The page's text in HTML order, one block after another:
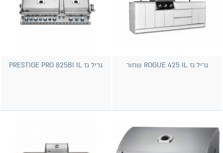
גריל גז ROGUE 425 IL שחור גריל גז PRESTIGE PRO 825BI IL